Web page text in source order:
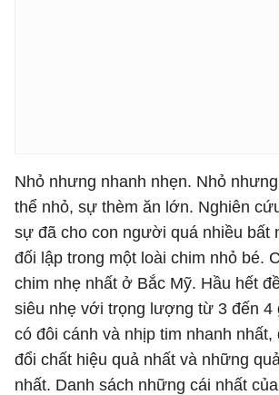
Nhỏ nhưng nhanh nhẹn. Nhỏ
thể nhỏ, sự thèm ăn lớn. Nghiên
sự đã cho con người quá nhiều bất
đối lập trong một loài chim nhỏ bé.
chim nhẹ nhất ở Bắc Mỹ. Hầu hết
siêu nhẹ với trọng lượng từ 3 đến 4
có đôi cánh và nhịp tim nhanh nhất,
đổi chất hiệu quả nhất và những
nhất. Danh sách những cái nhất